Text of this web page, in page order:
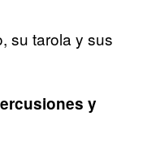
su tarola y sus
y